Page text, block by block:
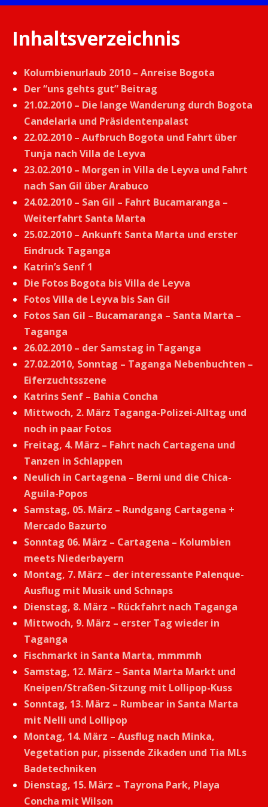
Inhaltsverzeichnis
Kolumbienurlaub 2010 – Anreise Bogota
Der “uns gehts gut” Beitrag
21.02.2010 – Die lange Wanderung durch Bogota
Candelaria und Präsidentenpalast
22.02.2010 – Aufbruch Bogota und Fahrt über
Tunja nach Villa de Leyva
23.02.2010 – Morgen in Villa de Leyva und Fahrt
nach San Gil über Arabuco
24.02.2010 – San Gil – Fahrt Bucamaranga –
Weiterfahrt Santa Marta
25.02.2010 – Ankunft Santa Marta und erster
Eindruck Taganga
Katrin’s Senf 1
Die Fotos Bogota bis Villa de Leyva
Fotos Villa de Leyva bis San Gil
Fotos San Gil – Bucamaranga – Santa Marta –
Taganga
26.02.2010 – der Samstag in Taganga
27.02.2010, Sonntag – Taganga Nebenbuchten –
Eiferzuchtsszene
Katrins Senf – Bahia Concha
Mittwoch, 2. März Taganga-Polizei-Alltag und
noch in paar Fotos
Freitag, 4. März – Fahrt nach Cartagena und
Tanzen in Schlappen
Neulich in Cartagena – Berni und die Chica-
Aguila-Popos
Samstag, 05. März – Rundgang Cartagena +
Mercado Bazurto
Sonntag 06. März – Cartagena – Kolumbien
meets Niederbayern
Montag, 7. März – der interessante Palenque-
Ausflug mit Musik und Schnaps
Dienstag, 8. März – Rückfahrt nach Taganga
Mittwoch, 9. März – erster Tag wieder in
Taganga
Fischmarkt in Santa Marta, mmmmh
Samstag, 12. März – Santa Marta Markt und
Kneipen/Straßen-Sitzung mit Lollipop-Kuss
Sonntag, 13. März – Rumbear in Santa Marta
mit Nelli und Lollipop
Montag, 14. März – Ausflug nach Minka,
Vegetation pur, pissende Zikaden und Tia MLs
Badetechniken
Dienstag, 15. März – Tayrona Park, Playa
Concha mit Wilson